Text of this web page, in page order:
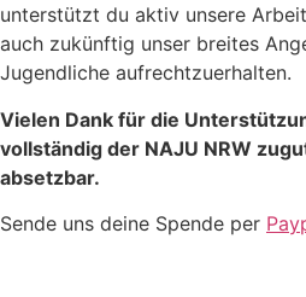
unterstützt du aktiv unsere
auch zukünftig unser breites
Jugendliche aufrechtzuerhalten.
Vielen Dank für die
vollständig der NAJU NRW
absetzbar.
Sende uns deine Spende per